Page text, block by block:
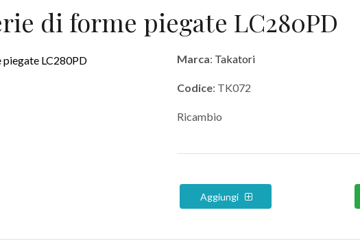
di forme piegate LC280PD
Marca: Takatori
Codice: TK072
Ricambio
Aggiungi